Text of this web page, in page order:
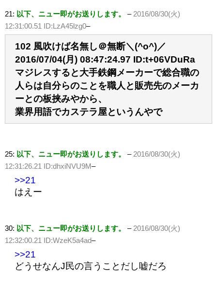
21: 以下、ニュー即がお送りします。 –2016/08/30(火)
12:31:00.51 ID:LzA45lzg0–
102 風吹けば名無し＠無断＼(^o^)／
2016/07/04(月) 08:47:24.97 ID:t+06VDuRa
マジレスすると大手鉄鋼メーカーで総合職の
人らは自分らのことを職人と販売先のメーカ
ーとの板挟みやから、
業界用語でカステラ屋というんやで
25: 以下、ニュー即がお送りします。 –2016/08/30(火)
12:31:26.21 ID:dhxiNVU9M–
>>21
はえー
30: 以下、ニュー即がお送りします。 –2016/08/30(火)
12:32:00.21 ID:WzeK5a4ad–
>>21
どうせなんJ民の言うことだし嘘だろ